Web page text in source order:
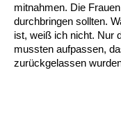
mitnahmen. Die
durchbringen sollten.
ist, weiß ich nicht. Nur
mussten aufpassen,
zurückgelassen